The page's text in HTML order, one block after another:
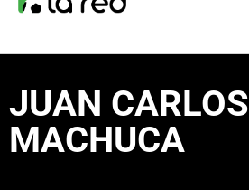
JUAN CARLOS
MACHUCA